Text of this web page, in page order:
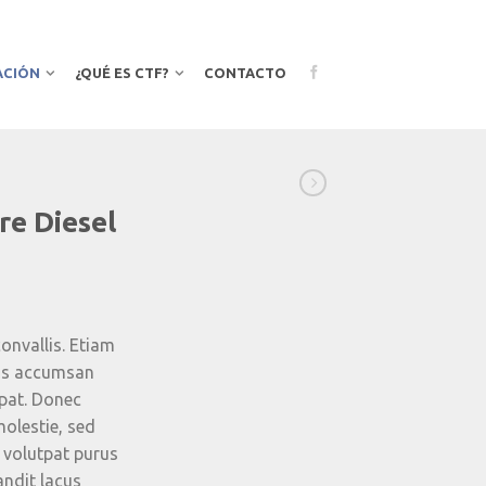
¿QUÉ ES CTF? CONTACTO
Diesel
Etiam
accumsan
Donec
sed
volutpat purus
lacus